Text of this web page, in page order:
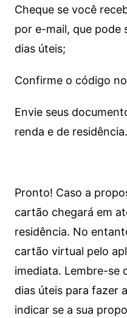
Cheque se você
por e-mail, que pode
dias úteis;
Confirme o código
Envie seus
renda e de residência.
Pronto! Caso a
cartão chegará em
residência. No
cartão virtual pelo
imediata. Lembre-se
dias úteis para fazer
indicar se a sua